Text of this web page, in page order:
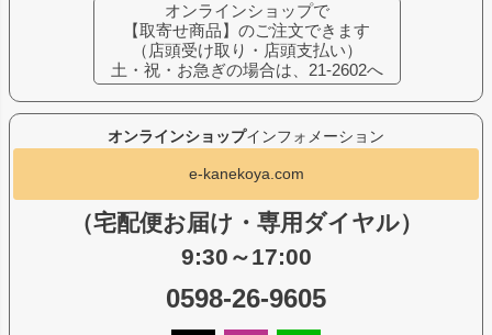
オンラインショップインフォメーション
e-kanekoya.com
（宅配便お届け・専用ダイヤル）
9:30～17:00
0598-26-9605
オンラインショップで
【取寄せ商品】のご注文できます
（店頭受け取り・店頭支払い）
土・祝・お急ぎの場合は、21-2602へ